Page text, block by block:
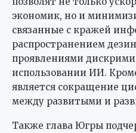
экономик, но и
связанные с кражей
распространением
проявлениями
использовании ИИ.
является сокращение
между развитыми и
Также глава Югры